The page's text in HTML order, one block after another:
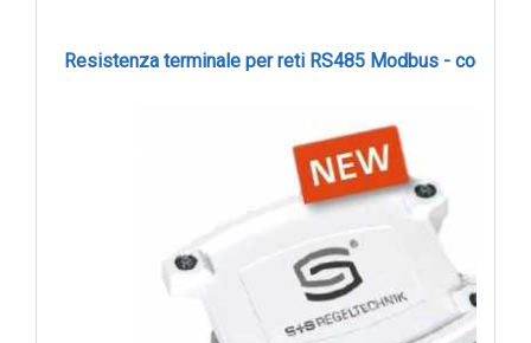
Resistenza terminale per reti RS485 Modbus - cod. LA-